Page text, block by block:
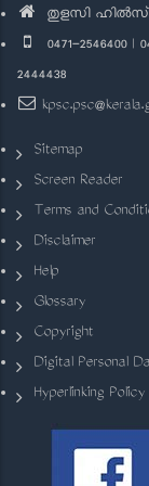
തുളസി ഹിൽസ്,
0471-2546400 |
2444438
Sitemap
Screen Reader
Terms and
Disclaimer
Help
Glossary
Copyright
Digital Personal
Hyperlinking Policy